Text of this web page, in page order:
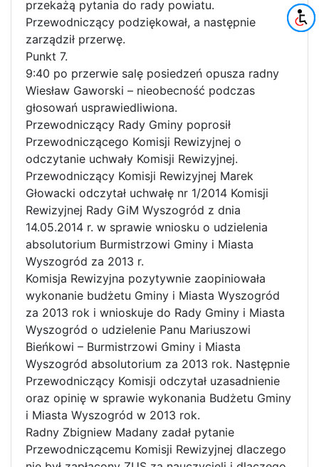
przekażą pytania do rady powiatu.
Przewodniczący podziękował, a następnie
zarządził przerwę.
Punkt 7.
9:40 po przerwie salę posiedzeń opusza radny
Wiesław Gaworski – nieobecność podczas
głosowań usprawiedliwiona.
Przewodniczący Rady Gminy poprosił
Przewodniczącego Komisji Rewizyjnej o
odczytanie uchwały Komisji Rewizyjnej.
Przewodniczący Komisji Rewizyjnej Marek
Głowacki odczytał uchwałę nr 1/2014 Komisji
Rewizyjnej Rady GiM Wyszogród z dnia
14.05.2014 r. w sprawie wniosku o udzielenia
absolutorium Burmistrzowi Gminy i Miasta
Wyszogród za 2013 r.
Komisja Rewizyjna pozytywnie zaopiniowała
wykonanie budżetu Gminy i Miasta Wyszogród
za 2013 rok i wnioskuje do Rady Gminy i Miasta
Wyszogród o udzielenie Panu Mariuszowi
Bieńkowi – Burmistrzowi Gminy i Miasta
Wyszogród absolutorium za 2013 rok. Następnie
Przewodniczący Komisji odczytał uzasadnienie
oraz opinię w sprawie wykonania Budżetu Gminy
i Miasta Wyszogród w 2013 rok.
Radny Zbigniew Madany zadał pytanie
Przewodniczącemu Komisji Rewizyjnej dlaczego